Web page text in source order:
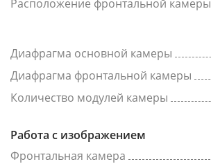
Расположение фронтальной камеры
Диафрагма основной камеры
Диафрагма фронтальной камеры
Количество модулей камеры
Работа с изображением
Фронтальная камера